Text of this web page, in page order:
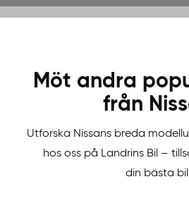
Möt andra
från
Utforska Nissans breda
hos oss på Landrins Bil –
din bästa